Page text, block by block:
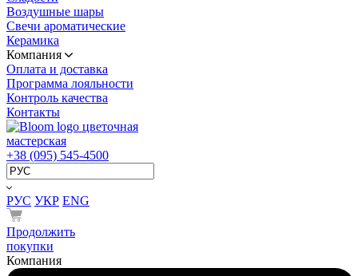
Воздушные шары
Свечи ароматические
Керамика
Компания
Оплата и доставка
Программа лояльности
Контроль качества
Контакты
цветочная
мастерская
+38 (095) 545-4500
РУС УКР ENG
Продолжить
покупки
Компания